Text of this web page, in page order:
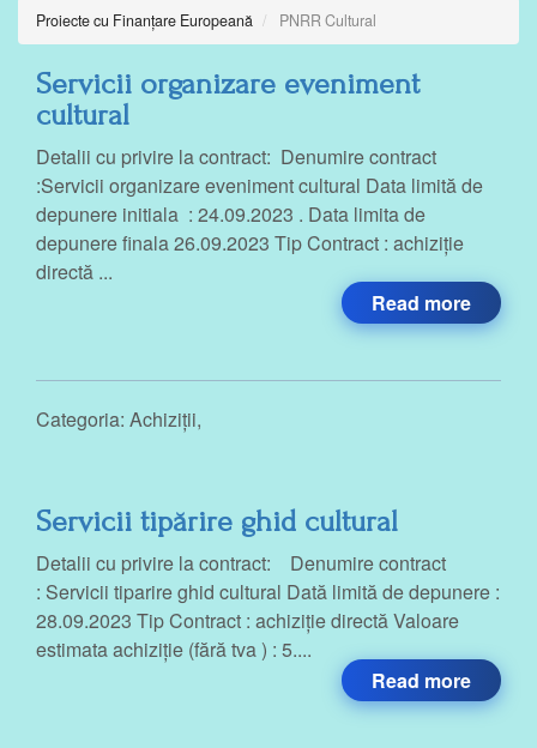
Proiecte cu Finanțare Europeană PNRR Cultural
Servicii organizare eveniment
cultural
Detalii cu privire la contract: Denumire contract
:Servicii organizare eveniment cultural Data limită de
depunere initiala : 24.09.2023 . Data limita de
depunere finala 26.09.2023 Tip Contract : achiziție
directă ...
Read more
Categoria: Achiziții,
Servicii tipărire ghid cultural
Detalii cu privire la contract: Denumire contract
: Servicii tiparire ghid cultural Dată limită de depunere :
28.09.2023 Tip Contract : achiziție directă Valoare
estimata achiziție (fără tva ) : 5....
Read more